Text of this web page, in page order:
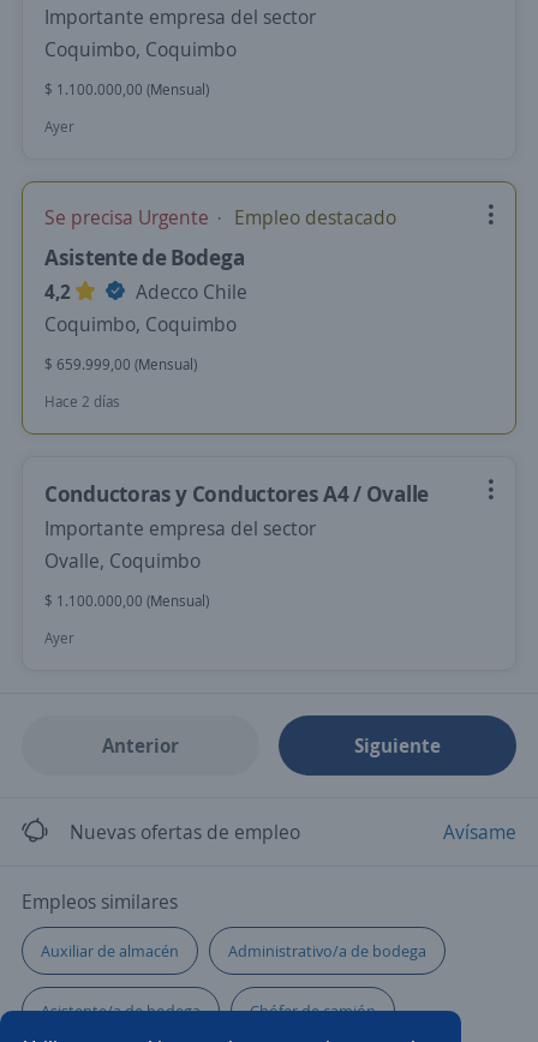
Importante empresa del sector
Coquimbo, Coquimbo
$ 1.100.000,00 (Mensual)
Ayer
Se precisa Urgente Empleo destacado
Asistente de Bodega
4,2
Adecco Chile
Coquimbo, Coquimbo
$ 659.999,00 (Mensual)
Hace 2 días
Conductoras y Conductores A4 / Ovalle
Importante empresa del sector
Ovalle, Coquimbo
$ 1.100.000,00 (Mensual)
Ayer
Anterior Siguiente
Nuevas ofertas de empleo Avísame
Empleos similares
Auxiliar de almacén Administrativo/a de bodega
Asistente/a de bodega Chófer de camión